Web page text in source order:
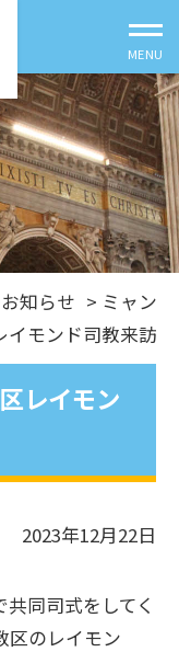
知らせ > ミャン
イモンド司教来訪
レイモン
2023年12月22日
同司式をしてく
区のレイモン